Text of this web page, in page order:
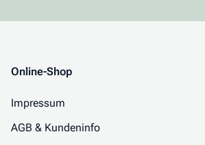
Online-Shop
Impressum
AGB & Kundeninfo